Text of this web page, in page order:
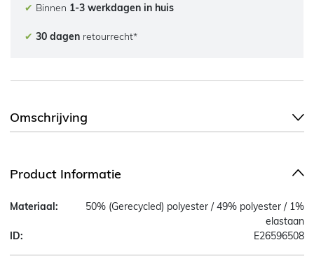
✔ Binnen 1-3 werkdagen in huis
✔ 30 dagen retourrecht*
Omschrijving
Product Informatie
Materiaal:
50% (Gerecycled) polyester / 49% polyester / 1%
elastaan
ID:
E26596508